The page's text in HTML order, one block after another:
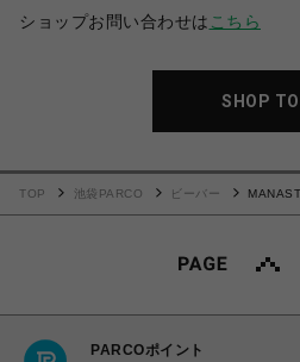
ショップお問い合わせは こちら
SHOP
TOP 池袋PARCO ビーバー
PARCOポイント